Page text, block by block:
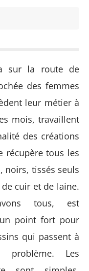
sur la route de
des femmes
leur métier à
mois, travaillent
des créations
récupère tous les
noirs, tissés seuls
cuir et de laine.
tous, est
point fort pour
qui passent à
problème. Les